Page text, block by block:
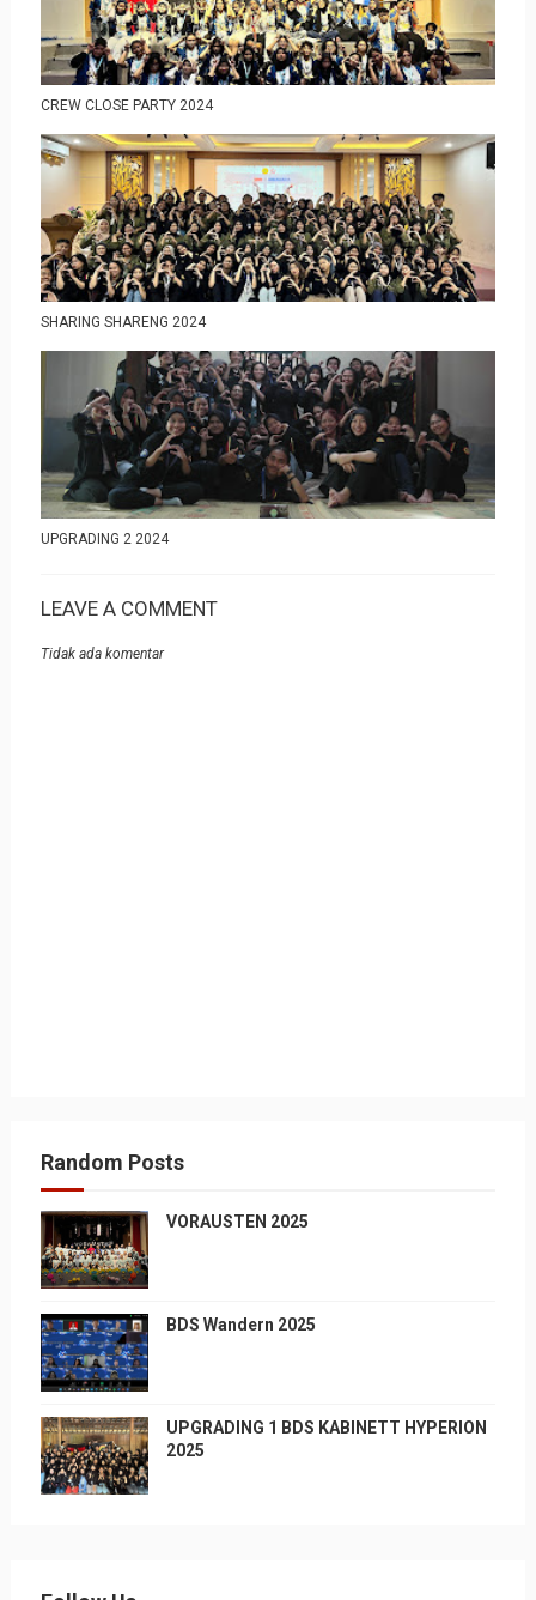
CREW CLOSE PARTY 2024
SHARING SHARENG 2024
UPGRADING 2 2024
LEAVE A COMMENT
Tidak ada komentar
Random Posts
VORAUSTEN 2025
BDS Wandern 2025
UPGRADING 1 BDS KABINETT HYPERION
2025